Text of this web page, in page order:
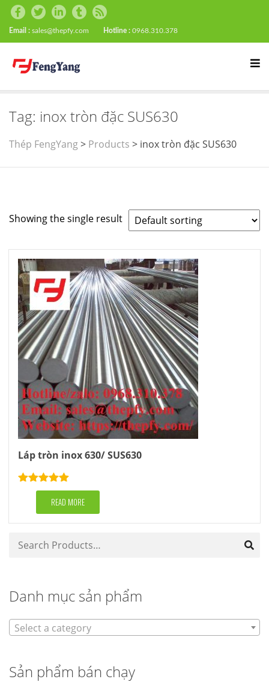
Email : sales@thepfy.com Hotline : 0968.310.378
Tag: inox tròn đặc SUS630
Thép FengYang> Products > inox tròn đặc SUS630
Showing the single result
Láp tròn inox 630/ SUS630
Rated5.00
out of 5READ MORE
Danh mục sản phẩm
Select a category
Sản phẩm bán chạy